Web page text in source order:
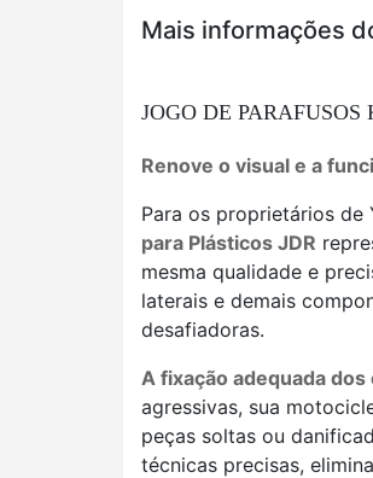
Mais informações
JOGO DE
Renove o visual e a
Para os proprietários de
para Plásticos JDR
mesma qualidade e
laterais e demais
desafiadoras.
A fixação adequada
agressivas, sua
peças soltas ou
técnicas precisas,